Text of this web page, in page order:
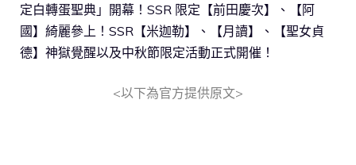
定白轉蛋聖典」開幕！SSR 限定【前田慶次】、【阿
國】綺麗參上！SSR【米迦勒】、【月讀】、【聖女貞
德】神獄覺醒以及中秋節限定活動正式開催！
<以下為官方提供原文>